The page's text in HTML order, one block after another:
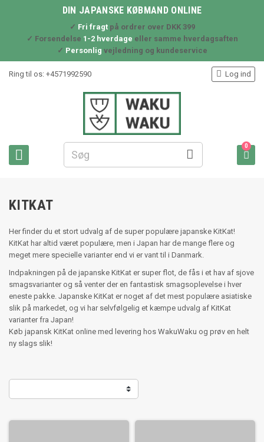
DIN JAPANSKE KØBMAND ONLINE
✓ Fri fragtpå ordrer over DKK 399
✓ Forsendelse 1-2 hverdage eller samme hverdagsaften
✓ Personlig vejledning og kundeservice
Ring til os: +4571992590
 
 Log ind

0
KITKAT
Her finder du et stort udvalg af de super populære japanske KitKat!
KitKat har altid været populære, men i Japan har de mange flere og
meget mere specielle varianter end vi er vant til i Danmark.
Indpakningen på de japanske KitKat er super flot, de fås i et hav af sjove
smagsvarianter og så venter der en fantastisk smagsoplevelse i hver
eneste pakke. Japanske KitKat er noget af det mest populære asiatiske
slik på markedet, og vi har selvfølgelig et kæmpe udvalg af KitKat
varianter fra Japan!
Køb japansk KitKat online med levering hos WakuWaku og prøv en helt
ny slags slik!